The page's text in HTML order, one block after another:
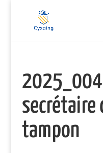
secrétaire
tampon